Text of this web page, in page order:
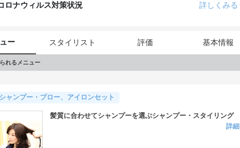
ロナウィルス対策状況 詳しくみる
ー スタイリスト 評価 基本情報
れるメニュー
ャンプー・ブロー、アイロンセット
髪質に合わせてシャンプーを選ぶシャンプー・スタイリング
詳細